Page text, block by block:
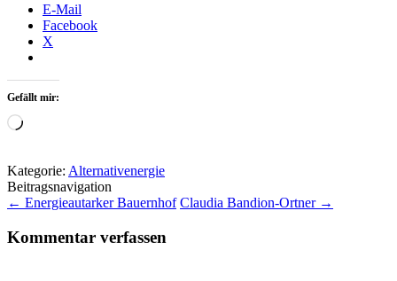
E-Mail
Facebook
X
Gefällt mir:
Wird
Kategorie: Alternativenergie
Beitragsnavigation
← Energieautarker Bauernhof Claudia Bandion-Ortner →
Kommentar verfassen